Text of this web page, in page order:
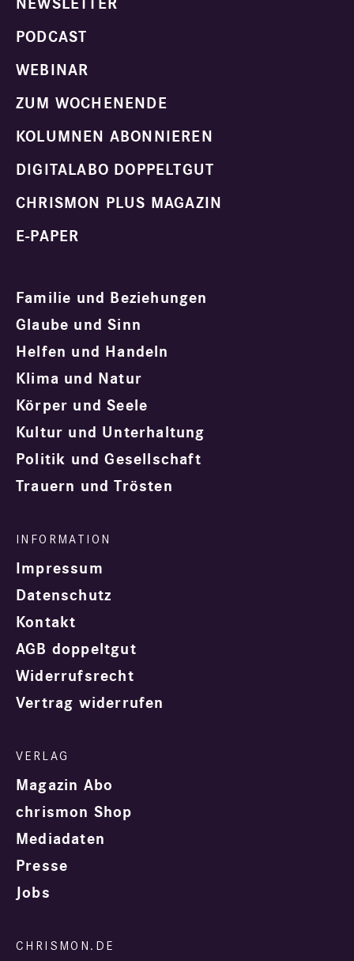
PODCAST
WEBINAR
ZUM WOCHENENDE
KOLUMNEN ABONNIEREN
DIGITALABO DOPPELTGUT
CHRISMON PLUS MAGAZIN
E-PAPER
Familie und Beziehungen
Glaube und Sinn
Helfen und Handeln
Klima und Natur
Körper und Seele
Kultur und Unterhaltung
Politik und Gesellschaft
Trauern und Trösten
Impressum
Datenschutz
Kontakt
AGB doppeltgut
Widerrufsrecht
Vertrag widerrufen
Magazin Abo
chrismon Shop
Mediadaten
Presse
Jobs